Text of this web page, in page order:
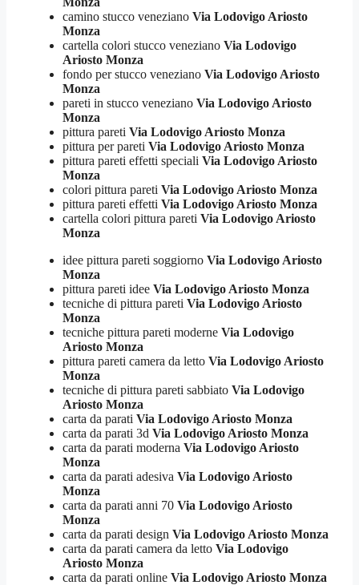
camino stucco veneziano Via Lodovigo Ariosto
Monza
cartella colori stucco veneziano Via Lodovigo
Ariosto Monza
fondo per stucco veneziano Via Lodovigo Ariosto
Monza
pareti in stucco veneziano Via Lodovigo Ariosto
Monza
pittura pareti Via Lodovigo Ariosto Monza
pittura per pareti Via Lodovigo Ariosto Monza
pittura pareti effetti speciali Via Lodovigo Ariosto
Monza
colori pittura pareti Via Lodovigo Ariosto Monza
pittura pareti effetti Via Lodovigo Ariosto Monza
cartella colori pittura pareti Via Lodovigo Ariosto
Monza
idee pittura pareti soggiorno Via Lodovigo Ariosto
Monza
pittura pareti idee Via Lodovigo Ariosto Monza
tecniche di pittura pareti Via Lodovigo Ariosto
Monza
tecniche pittura pareti moderne Via Lodovigo
Ariosto Monza
pittura pareti camera da letto Via Lodovigo Ariosto
Monza
tecniche di pittura pareti sabbiato Via Lodovigo
Ariosto Monza
carta da parati Via Lodovigo Ariosto Monza
carta da parati 3d Via Lodovigo Ariosto Monza
carta da parati moderna Via Lodovigo Ariosto
Monza
carta da parati adesiva Via Lodovigo Ariosto
Monza
carta da parati anni 70 Via Lodovigo Ariosto
Monza
carta da parati design Via Lodovigo Ariosto Monza
carta da parati camera da letto Via Lodovigo
Ariosto Monza
carta da parati online Via Lodovigo Ariosto Monza